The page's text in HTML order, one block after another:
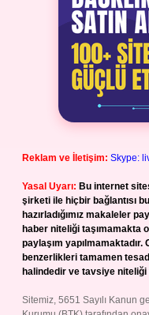
Reklam ve İletişim: Skype:
Yasal Uyarı: Bu internet
şirketi ile hiçbir bağlantısı
hazırladığımız makaleler
haber niteliği taşımamakta
paylaşım
benzerlikleri tamamen
halindedir ve tavsiye niteliği
Sitemiz, 5651 Sayılı Kanun